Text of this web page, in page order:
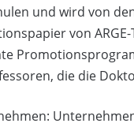
und wird von
von
die die